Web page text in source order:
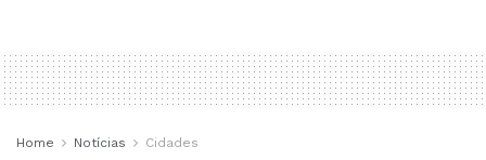
Home Notícias Cidades